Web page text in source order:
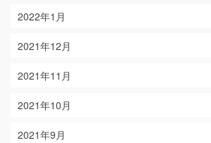
2022年1月
2021年12月
2021年11月
2021年10月
2021年9月